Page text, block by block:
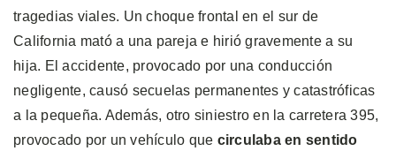
tragedias viales. Un choque frontal en el sur de
California mató a una pareja e hirió gravemente a su
hija. El accidente, provocado por una conducción
negligente, causó secuelas permanentes y catastróficas
a la pequeña. Además, otro siniestro en la carretera 395,
provocado por un vehículo que circulaba en sentido